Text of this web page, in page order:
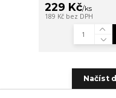
229 Kč/ks
189 Kč bez DPH
Načíst